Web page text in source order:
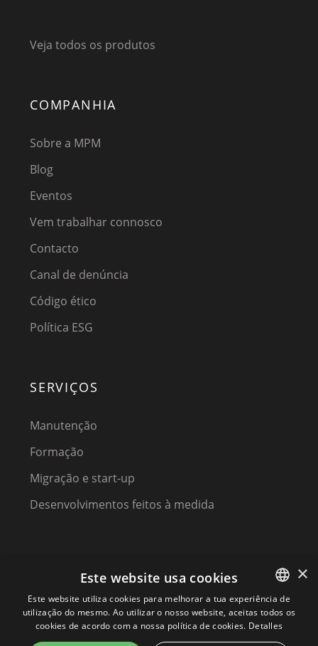
Veja todos os produtos
COMPANHIA
Sobre a MPM
Blog
Eventos
Vem trabalhar connosco
Contacto
Canal de denúncia
Código ético
Política ESG
SERVIÇOS
Manutenção
Formação
Migração e start-up
Desenvolvimentos feitos à medida
(C) 2023, MPM SOFTWARE, a KIREY GROUP COMPANY
SPANISH
×
Este website usa cookies
Este website utiliza cookies para melhorar a tua experiência de
utilização do mesmo. Ao utilizar o nosso website, aceitas todos os
cookies de acordo com a nossa política de cookies. Detalles